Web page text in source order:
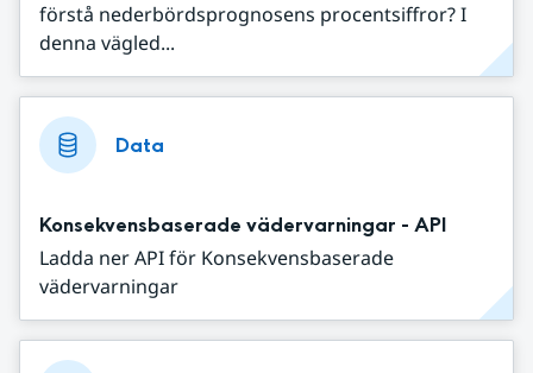
förstå nederbördsprognosens procentsiffror? I
denna vägled...
Data
Konsekvensbaserade vädervarningar - API
Ladda ner API för Konsekvensbaserade
vädervarningar